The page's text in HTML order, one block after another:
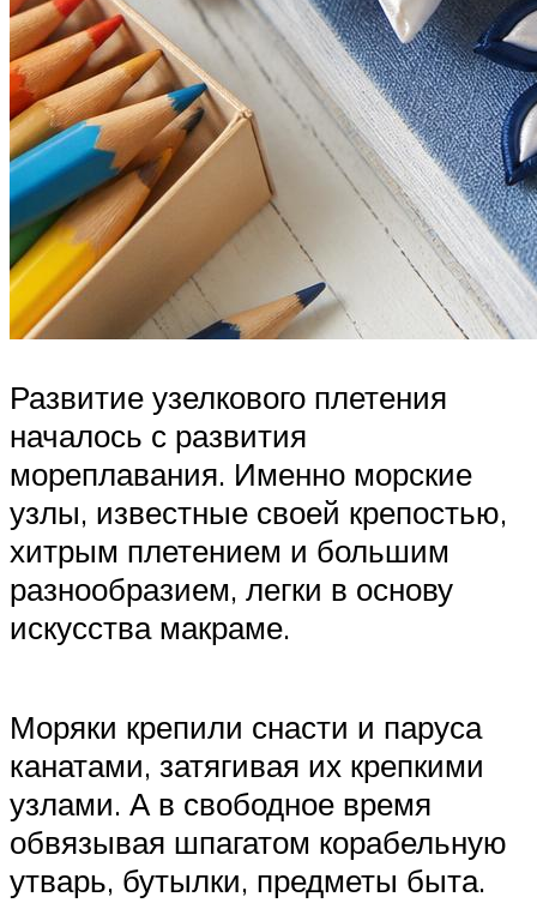
Развитие узелкового плетения
началось с развития
мореплавания. Именно морские
узлы, известные своей крепостью,
хитрым плетением и большим
разнообразием, легки в основу
искусства макраме.
Моряки крепили снасти и паруса
канатами, затягивая их крепкими
узлами. А в свободное время
обвязывая шпагатом корабельную
утварь, бутылки, предметы быта.